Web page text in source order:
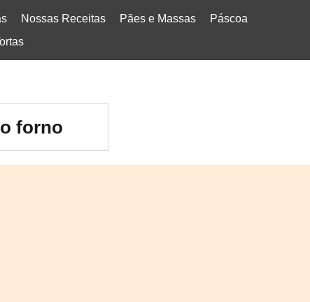
Nossas Receitas Pães e Massas
Páscoa
forno